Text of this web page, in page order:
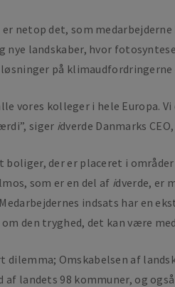
netop det, som medarbejderne
landskaber, hvor
på klimaudfordringerne
vores kolleger i hele Europa.
siger idverde Danmarks
der er placeret i
som er en del af idverde, er
indsats har en
den tryghed, det kan være
dilemma; Omskabelsen af
landets 98 kommuner, og